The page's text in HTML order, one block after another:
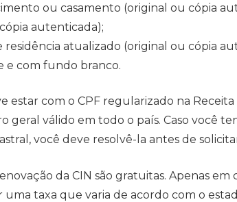
ou casamento (original ou cópia
autenticada);
residência atualizado (original ou cópia
e com fundo branco.
estar com o CPF regularizado na Receita
geral válido em todo o país. Caso você
você deve resolvê-la antes de
da CIN são gratuitas. Apenas
uma taxa que varia de acordo com o